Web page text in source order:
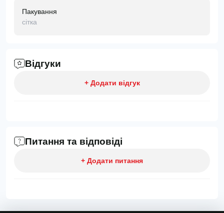
Пакування
сітка
Відгуки
+ Додати відгук
Питання та відповіді
+ Додати питання